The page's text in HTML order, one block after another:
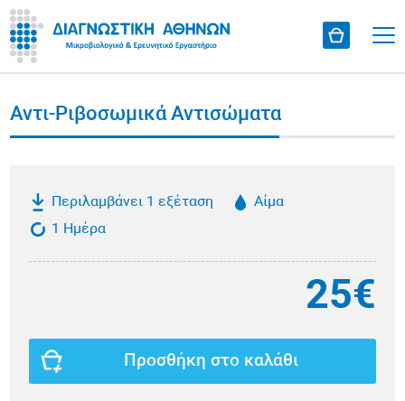
Αντι-Ριβοσωμικά Αντισώματα
Περιλαμβάνει 1 εξέταση
Αίμα
1 Ημέρα
25€
Προσθήκη στο καλάθι